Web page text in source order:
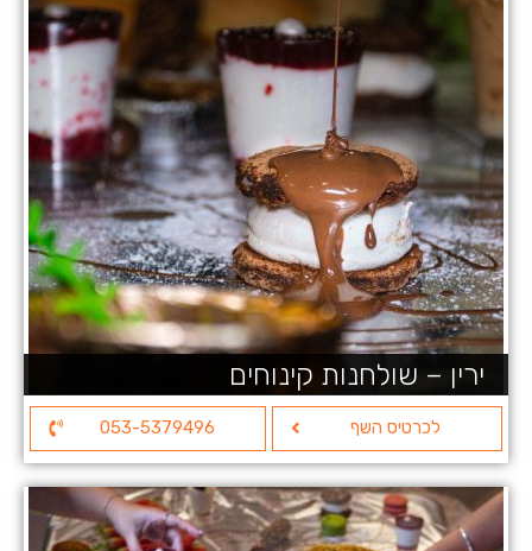
ירין – שולחנות קינוחים
לכרטיס השף 053-5379496